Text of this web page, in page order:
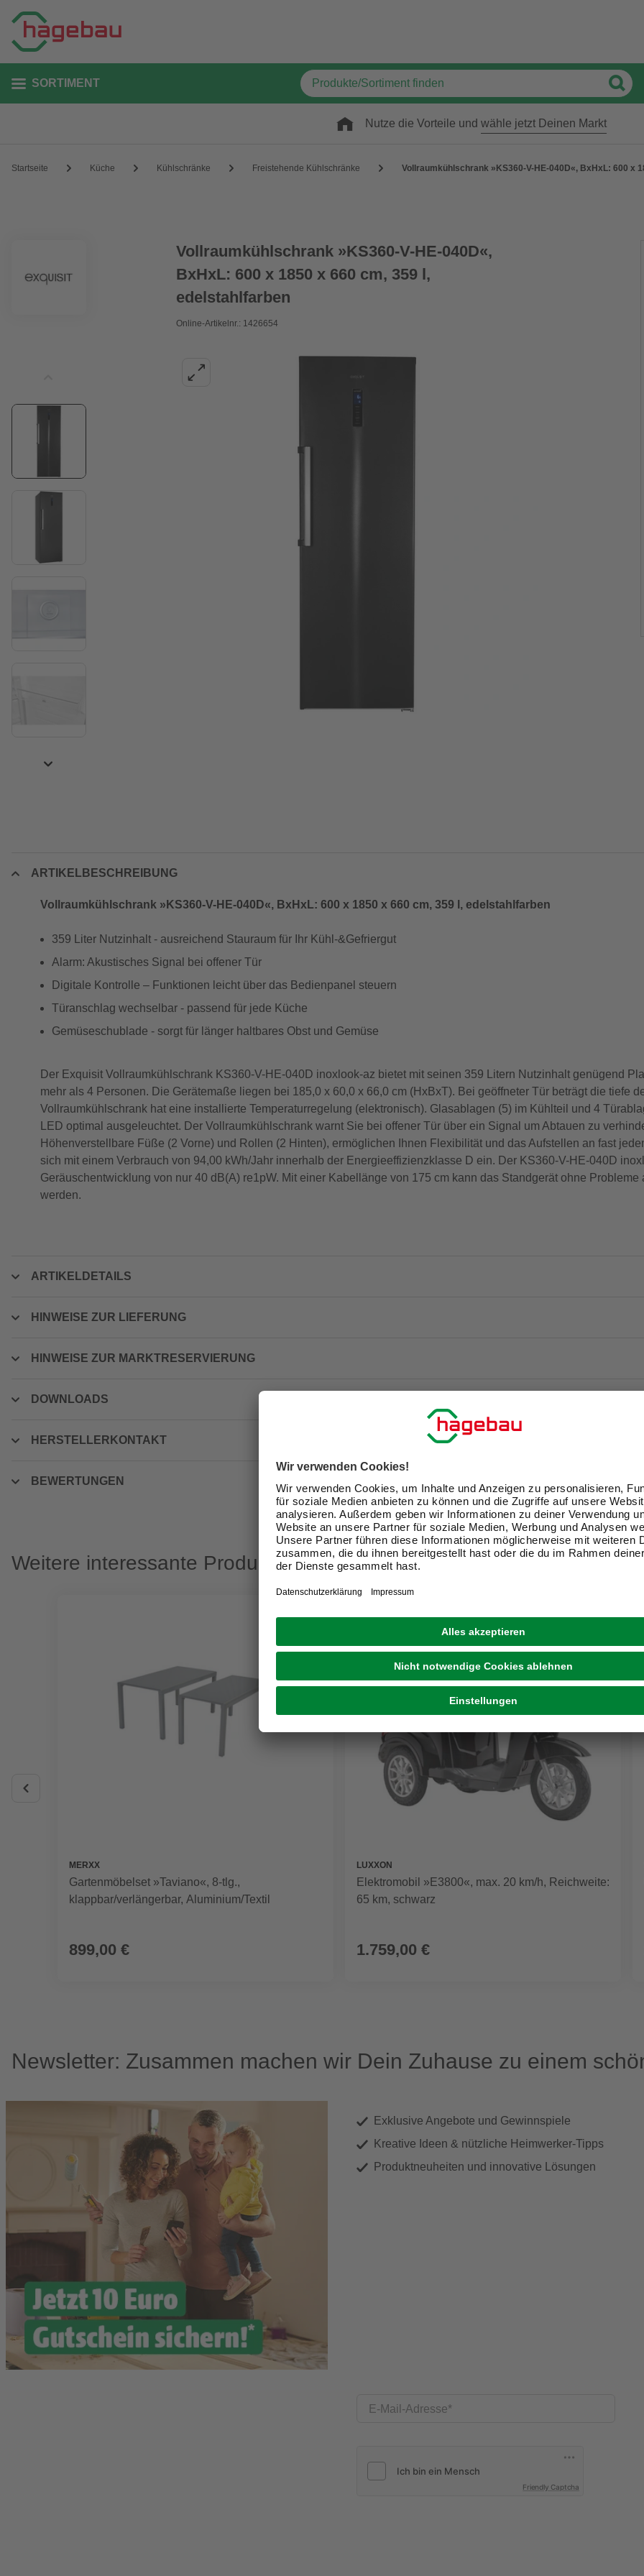
SORTIMENT
Nutze die Vorteile und wähle jetzt Deinen Markt
Startseite Küche Kühlschränke Freistehende Kühlschränke Vollraumkühlschrank »KS360-V-HE-040D«, BxHxL: 600 x
Vollraumkühlschrank »KS360-V-HE-040D«,
BxHxL: 600 x 1850 x 660 cm, 359 l,
edelstahlfarben
Online-Artikelnr.: 1426654
ARTIKELBESCHREIBUNG
Vollraumkühlschrank »KS360-V-HE-040D«, BxHxL: 600 x 1850 x 660 cm, 359 l, edelstahlfarben
359 Liter Nutzinhalt - ausreichend Stauraum für Ihr Kühl-&Gefriergut
Alarm: Akustisches Signal bei offener Tür
Digitale Kontrolle – Funktionen leicht über das Bedienpanel steuern
Türanschlag wechselbar - passend für jede Küche
Gemüseschublade - sorgt für länger haltbares Obst und Gemüse
Der Exquisit Vollraumkühlschrank KS360-V-HE-040D inoxlook-az bietet mit seinen 359 Litern Nutzinhalt genügend
mehr als 4 Personen. Die Gerätemaße liegen bei 185,0 x 60,0 x 66,0 cm (HxBxT). Bei geöffneter Tür beträgt die tiefe
Vollraumkühlschrank hat eine installierte Temperaturregelung (elektronisch). Glasablagen (5) im Kühlteil und 4
LED optimal ausgeleuchtet. Der Vollraumkühlschrank warnt Sie bei offener Tür über ein Signal um Abtauen zu
Höhenverstellbare Füße (2 Vorne) und Rollen (2 Hinten), ermöglichen Ihnen Flexibilität und das Aufstellen an fast
sich mit einem Verbrauch von 94,00 kWh/Jahr innerhalb der Energieeffizienzklasse D ein. Der KS360-V-HE-040D
Geräuschentwicklung von nur 40 dB(A) re1pW. Mit einer Kabellänge von 175 cm kann das Standgerät ohne Probleme
werden.
ARTIKELDETAILS
HINWEISE ZUR LIEFERUNG
HINWEISE ZUR MARKTRESERVIERUNG
DOWNLOADS
HERSTELLERKONTAKT
BEWERTUNGEN
Weitere interessante Produkte
MERXX
Gartenmöbelset »Taviano«, 8-tlg.,
klappbar/verlängerbar, Aluminium/Textil
899,00 €
LUXXON
Elektromobil »E3800«, max. 20 km/h, Reichweite:
65 km, schwarz
1.759,00 €
Newsletter: Zusammen machen wir Dein Zuhause zu einem
Exklusive Angebote und Gewinnspiele
Kreative Ideen & nützliche Heimwerker-Tipps
Produktneuheiten und innovative Lösungen
E-Mail-Adresse
Friendly Captcha